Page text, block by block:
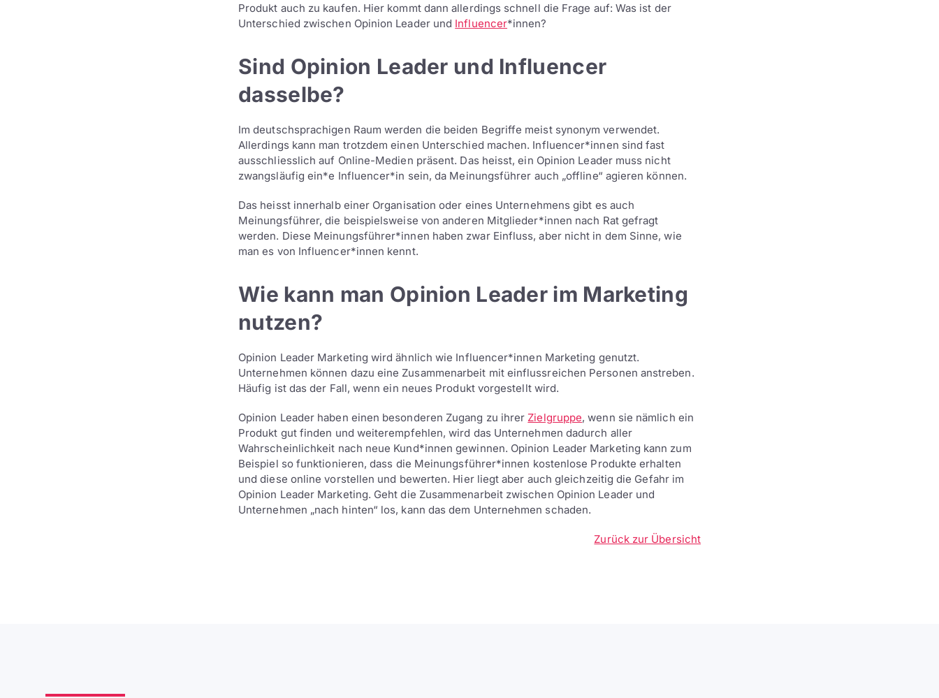
Produkt auch zu kaufen. Hier kommt dann allerdings schnell die Frage auf: Was ist der
Unterschied zwischen Opinion Leader und Influencer*innen?
Sind Opinion Leader und Influencer
dasselbe?
Im deutschsprachigen Raum werden die beiden Begriffe meist synonym verwendet.
Allerdings kann man trotzdem einen Unterschied machen. Influencer*innen sind fast
ausschliesslich auf Online-Medien präsent. Das heisst, ein Opinion Leader muss nicht
zwangsläufig ein*e Influencer*in sein, da Meinungsführer auch „offline“ agieren können.
Das heisst innerhalb einer Organisation oder eines Unternehmens gibt es auch
Meinungsführer, die beispielsweise von anderen Mitglieder*innen nach Rat gefragt
werden. Diese Meinungsführer*innen haben zwar Einfluss, aber nicht in dem Sinne, wie
man es von Influencer*innen kennt.
Wie kann man Opinion Leader im Marketing
nutzen?
Opinion Leader Marketing wird ähnlich wie Influencer*innen Marketing genutzt.
Unternehmen können dazu eine Zusammenarbeit mit einflussreichen Personen anstreben.
Häufig ist das der Fall, wenn ein neues Produkt vorgestellt wird.
Opinion Leader haben einen besonderen Zugang zu ihrer Zielgruppe, wenn sie nämlich ein
Produkt gut finden und weiterempfehlen, wird das Unternehmen dadurch aller
Wahrscheinlichkeit nach neue Kund*innen gewinnen. Opinion Leader Marketing kann zum
Beispiel so funktionieren, dass die Meinungsführer*innen kostenlose Produkte erhalten
und diese online vorstellen und bewerten. Hier liegt aber auch gleichzeitig die Gefahr im
Opinion Leader Marketing. Geht die Zusammenarbeit zwischen Opinion Leader und
Unternehmen „nach hinten“ los, kann das dem Unternehmen schaden.
Zurück zur Übersicht